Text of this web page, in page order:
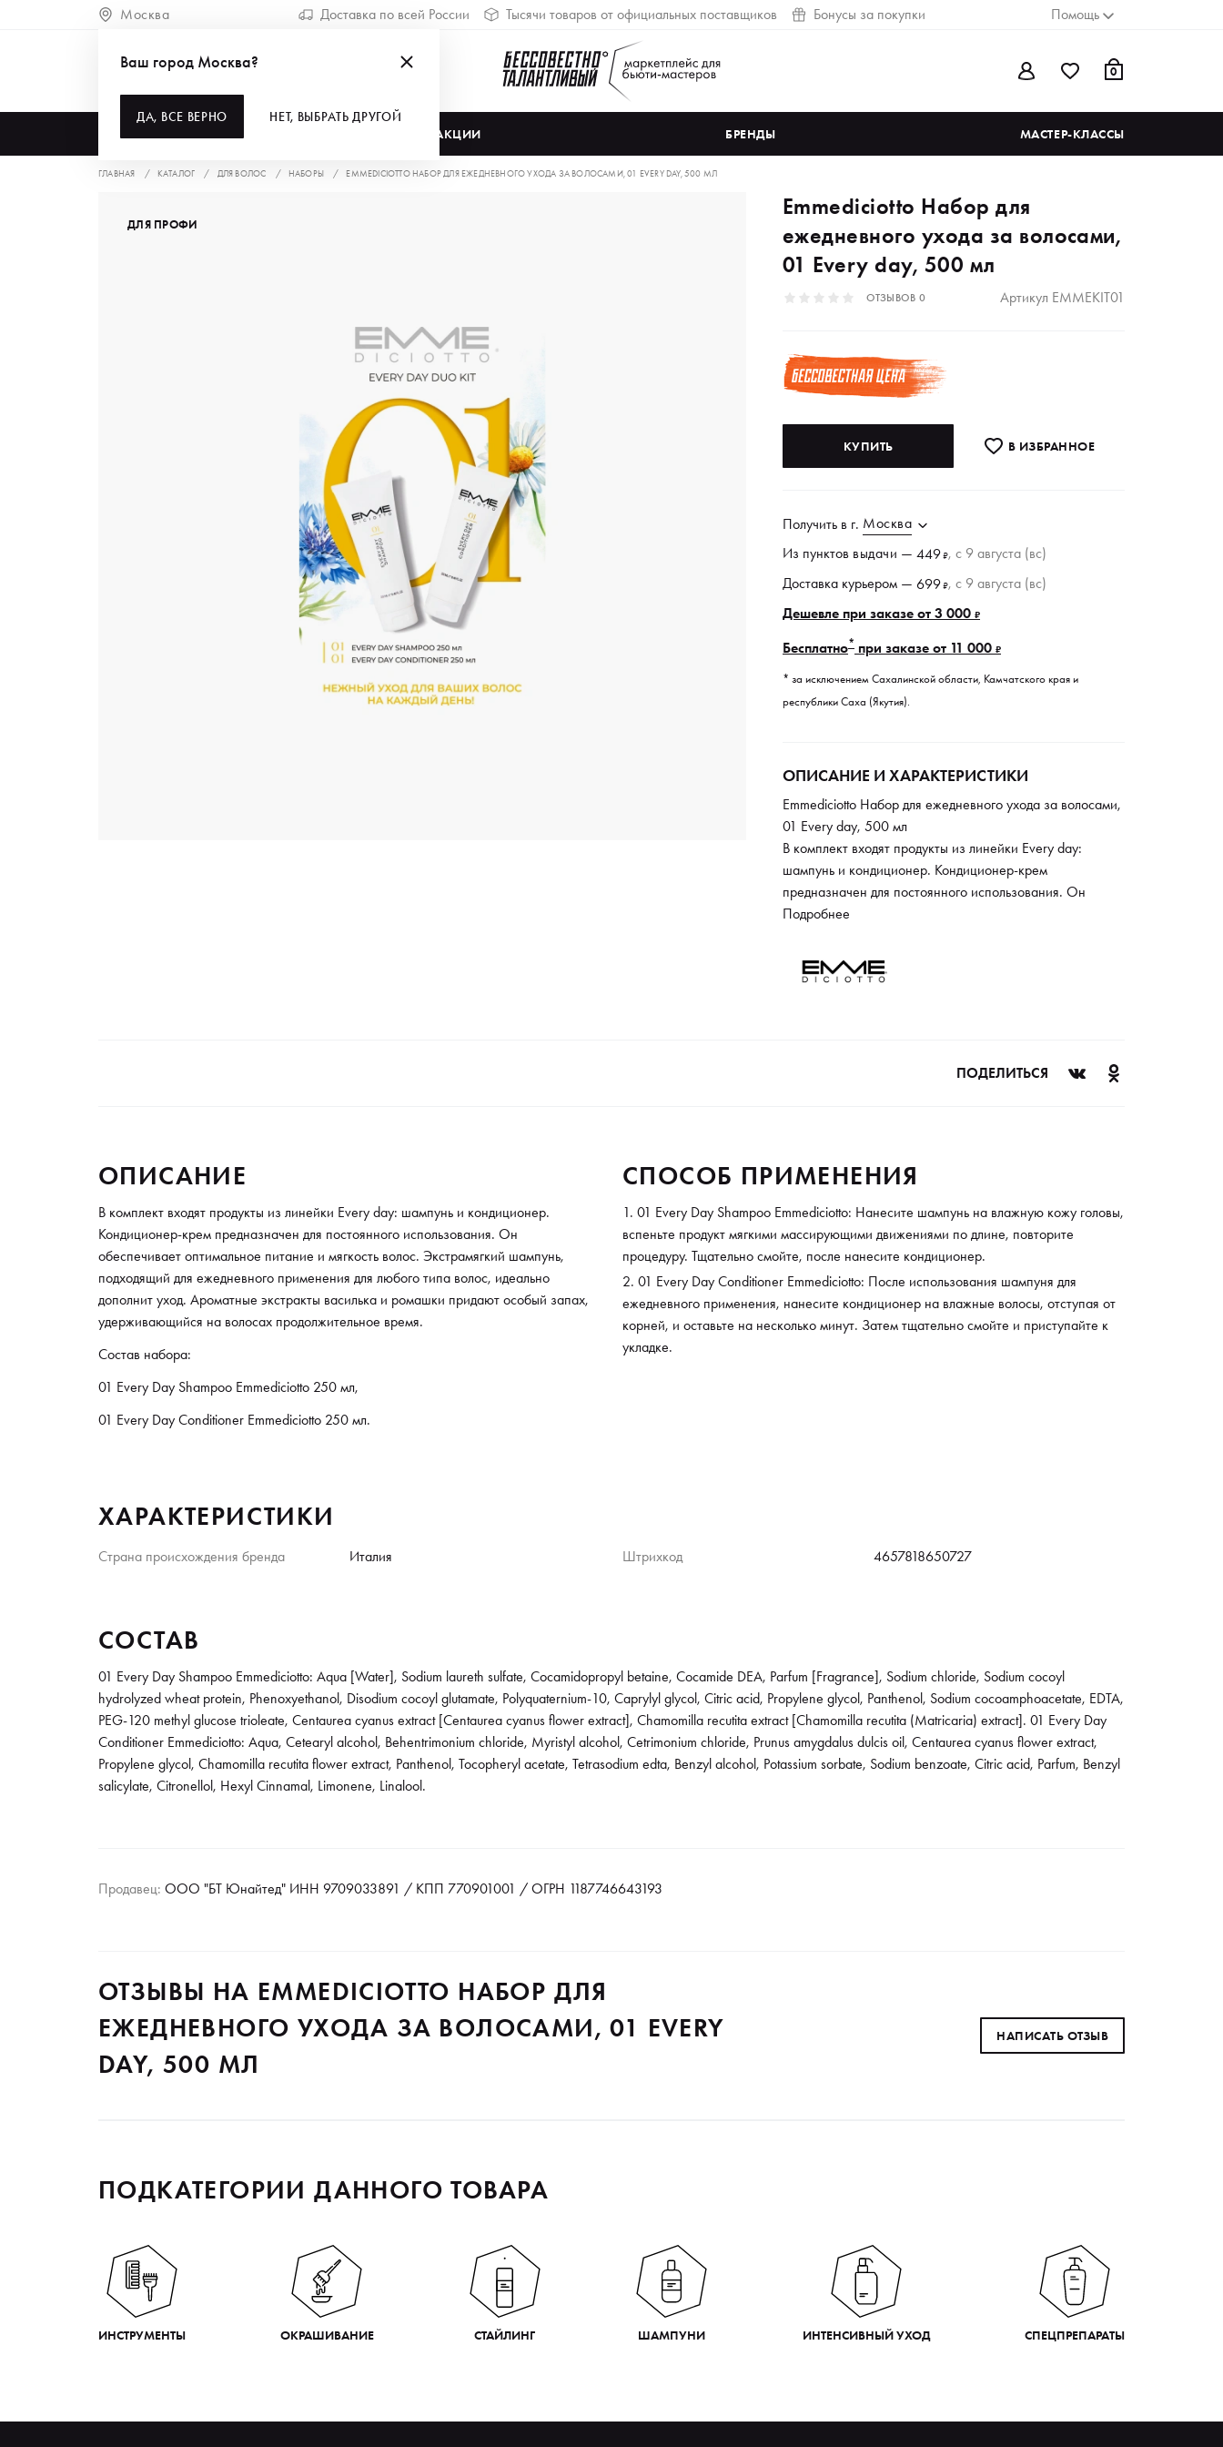
Москва Доставка по всей России Тысячи товаров от официальных поставщиков Бонусы за покупки Помощь
0
АКЦИИ БРЕНДЫ МАСТЕР-КЛАССЫ
Ваш город Москва?
ДА, ВСЕ ВЕРНО НЕТ, ВЫБРАТЬ ДРУГОЙ
ГЛАВНАЯ КАТАЛОГ ДЛЯ ВОЛОС НАБОРЫ EMMEDICIOTTO НАБОР ДЛЯ ЕЖЕДНЕВНОГО УХОДА ЗА ВОЛОСАМИ, 01 EVERY DAY, 500 МЛ
ДЛЯ ПРОФИ
Emmediciotto Набор для
ежедневного ухода за волосами,
01 Every day, 500 мл
ОТЗЫВОВ 0 Артикул EMMEKIT01
КУПИТЬ В ИЗБРАННОE
Получить в г. Москва
Из пунктов выдачи —449₽, c 9 августа (вс)
Доставка курьером —699₽, c 9 августа (вс)
Дешевле при заказе от 3 000₽
Бесплатно* при заказе от 11 000₽
* за исключением Сахалинской области, Камчатского края и
республики Саха (Якутия).
ОПИСАНИЕ И ХАРАКТЕРИСТИКИ
Emmediciotto Набор для ежедневного ухода за волосами,
01 Every day, 500 мл
В комплект входят продукты из линейки Every day:
шампунь и кондиционер. Кондиционер-крем
предназначен для постоянного использования. Он
обеспечивает оптимальное питание и мягкость волос.
применения для любого типа волос, идеально дополнит
уход. Ароматные экстракты василька и ромашки
01 Every Day Shampoo Emmediciotto 250 мл,
Подробнее
ПОДЕЛИТЬСЯ
ОПИСАНИЕ
В комплект входят продукты из линейки Every day: шампунь и кондиционер.
Кондиционер-крем предназначен для постоянного использования. Он
обеспечивает оптимальное питание и мягкость волос. Экстрамягкий шампунь,
подходящий для ежедневного применения для любого типа волос, идеально
дополнит уход. Ароматные экстракты василька и ромашки придают особый запах,
удерживающийся на волосах продолжительное время.
Состав набора:
01 Every Day Shampoo Emmediciotto 250 мл,
01 Every Day Conditioner Emmediciotto 250 мл.
СПОСОБ ПРИМЕНЕНИЯ
01 Every Day Shampoo Emmediciotto: Нанесите шампунь на влажную кожу головы,
вспеньте продукт мягкими массирующими движениями по длине, повторите
процедуру. Тщательно смойте, после нанесите кондиционер.
01 Every Day Conditioner Emmediciotto: После использования шампуня для
ежедневного применения, нанесите кондиционер на влажные волосы, отступая от
корней, и оставьте на несколько минут. Затем тщательно смойте и приступайте к
укладке.
ХАРАКТЕРИСТИКИ
Страна происхождения бренда Италия Штрихкод 4657818650727
СОСТАВ
01 Every Day Shampoo Emmediciotto: Aqua [Water], Sodium laureth sulfate, Cocamidopropyl betaine, Cocamide DEA, Parfum [Fragrance], Sodium chloride, Sodium cocoyl
hydrolyzed wheat protein, Phenoxyethanol, Disodium cocoyl glutamate, Polyquaternium-10, Caprylyl glycol, Citric acid, Propylene glycol, Panthenol, Sodium cocoamphoacetate, EDTA,
PEG-120 methyl glucose trioleate, Centaurea cyanus extract [Centaurea cyanus flower extract], Chamomilla recutita extract [Chamomilla recutita (Matricaria) extract]. 01 Every Day
Conditioner Emmediciotto: Aqua, Cetearyl alcohol, Behentrimonium chloride, Myristyl alcohol, Cetrimonium chloride, Prunus amygdalus dulcis oil, Centaurea cyanus flower extract,
Propylene glycol, Chamomilla recutita flower extract, Panthenol, Tocopheryl acetate, Tetrasodium edta, Benzyl alcohol, Potassium sorbate, Sodium benzoate, Citric acid, Parfum, Benzyl
salicylate, Citronellol, Hexyl Cinnamal, Limonene, Linalool.
Продавец: ООО "БТ Юнайтед" ИНН 9709033891 / КПП 770901001 / ОГРН 1187746643193
ОТЗЫВЫ НА EMMEDICIOTTO НАБОР ДЛЯ
ЕЖЕДНЕВНОГО УХОДА ЗА ВОЛОСАМИ, 01 EVERY
DAY, 500 МЛ
НАПИСАТЬ ОТЗЫВ
ПОДКАТЕГОРИИ ДАННОГО ТОВАРА
ИНСТРУМЕНТЫ ОКРАШИВАНИЕ СТАЙЛИНГ ШАМПУНИ ИНТЕНСИВНЫЙ УХОД СПЕЦПРЕПАРАТЫ